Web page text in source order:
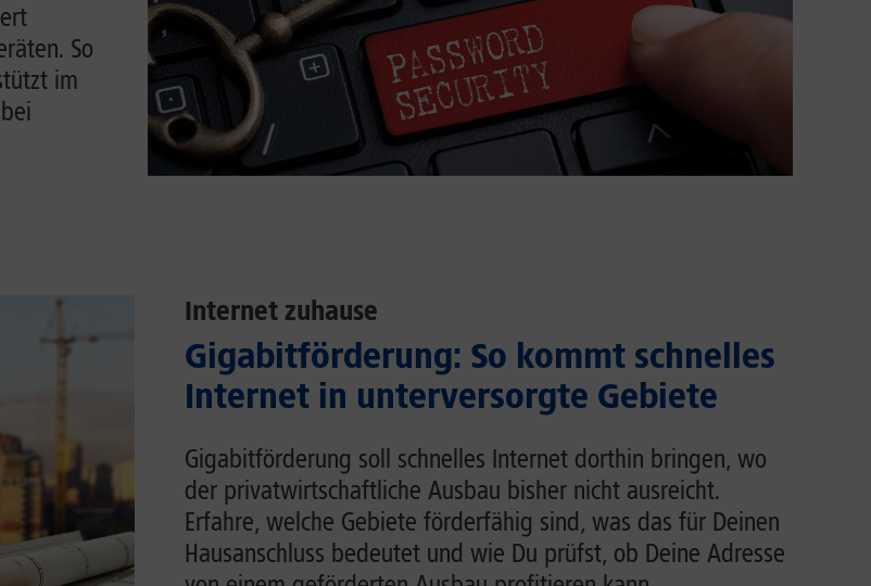
So
im
Internet zuhause
Gigabitförderung: So kommt schnelles
Internet in unterversorgte Gebiete
Gigabitförderung soll schnelles Internet dorthin bringen, wo
der privatwirtschaftliche Ausbau bisher nicht ausreicht.
Erfahre, welche Gebiete förderfähig sind, was das für Deinen
Hausanschluss bedeutet und wie Du prüfst, ob Deine Adresse